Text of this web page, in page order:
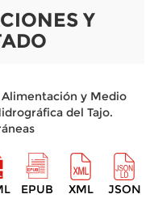
Y
y Medio
del Tajo.
EPUB XML JSON